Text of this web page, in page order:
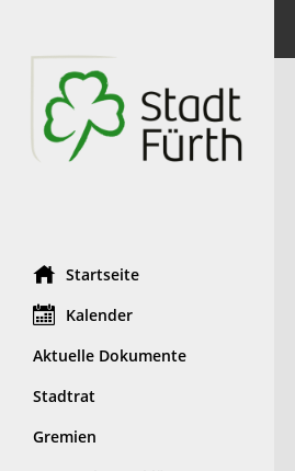
Startseite
Kalender
Aktuelle Dokumente
Stadtrat
Gremien